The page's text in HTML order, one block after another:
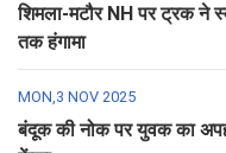
शिमला-मटौर NH पर ट्रक ने
तक हंगामा
MON,3 NOV 2025
बंदूक की नोक पर युवक का